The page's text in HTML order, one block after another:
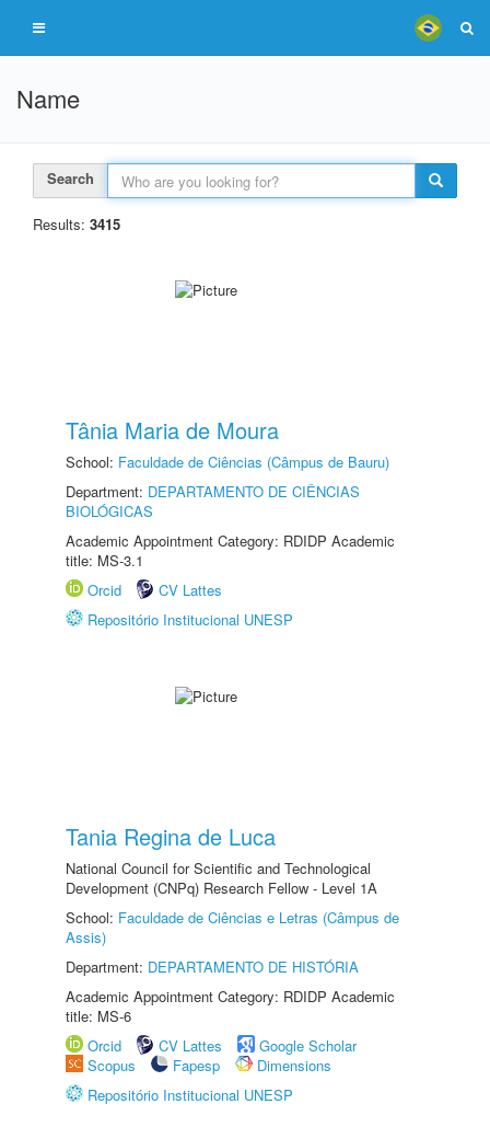
Name
Search
Results: 3415
Tânia Maria de Moura
School: Faculdade de Ciências (Câmpus de Bauru)
Department: DEPARTAMENTO DE CIÊNCIAS
BIOLÓGICAS
Academic Appointment Category: RDIDP Academic
title: MS-3.1
Orcid
CV Lattes
Repositório Institucional UNESP
Tania Regina de Luca
National Council for Scientific and Technological
Development (CNPq) Research Fellow - Level 1A
School: Faculdade de Ciências e Letras (Câmpus de
Assis)
Department: DEPARTAMENTO DE HISTÓRIA
Academic Appointment Category: RDIDP Academic
title: MS-6
Orcid
CV Lattes
Google Scholar
Scopus
Fapesp
Dimensions
Repositório Institucional UNESP